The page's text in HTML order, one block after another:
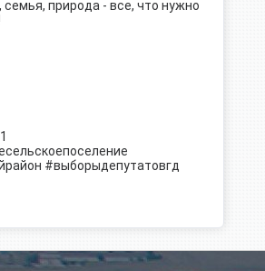
природа - все, что нужно
#выборыдепутатовгд